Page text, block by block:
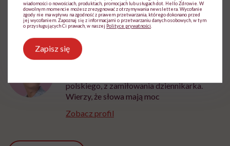
Aleksandra Tchórzewska
polskiego, z zamiłowania dziennikarka.
Wierzy, że słowa mają moc
Zobacz profil
wiadomości o nowościach, produktach, promocjach lub usługach dot. Hello Zdrowie. W
dowolnym momencie możesz zrezygnować z otrzymywania newslettera. Wycofanie
zgody nie ma wpływu na zgodność z prawem przetwarzania, którego dokonano przed
jej wycofaniem. Zapoznaj się z informacjami o przetwarzaniu danych osobowych, w tym
o przysługujących Ci prawach, w naszej Polityce prywatności
Zapisz się